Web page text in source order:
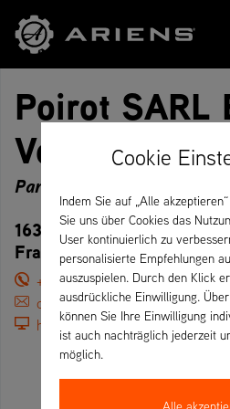
Poirot SARL
Verts La
Partner
163 rue du Hohneck,
Frankreich
+33 (0)329608101
contact@vaev.com
http://www.vaev.com
Cookie
Indem Sie auf „Alle
Sie uns über Cookies das
User kontinuierlich zu
personalisierte Empfehlungen
auszuspielen. Durch den Klick
ausdrückliche Einwilligung.
können Sie Ihre Einwilligung
ist auch nachträglich jederzeit
möglich.